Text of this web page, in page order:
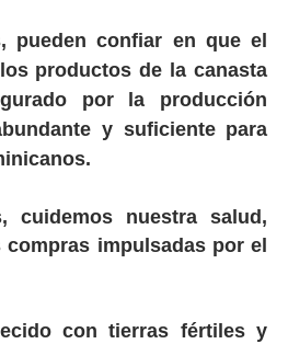
pueden confiar en que el
productos de la canasta
por la producción
y suficiente para
cuidemos nuestra salud,
impulsadas por el
con tierras fértiles y